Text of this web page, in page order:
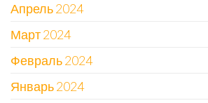
Апрель 2024
Март 2024
Февраль 2024
Январь 2024